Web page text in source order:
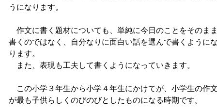
うになります。
作文に書く題材についても、単純に今日のことをそのま
書くのではなく、自分なりに面白い話を選んで書くように
ります。
また、表現も工夫して書くようになっていきます。
この小学３年生から小学４年生にかけてが、小学生の作
が最も子供らしくのびのびとしたものになる時期です。